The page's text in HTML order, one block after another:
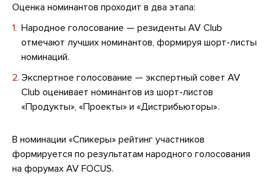
Оценка номинантов проходит в два этапа:
Народное голосование — резиденты AV Club
отмечают лучших номинантов, формируя шорт-листы
номинаций.
Экспертное голосование — экспертный совет AV
Club оценивает номинантов из шорт-листов
«Продукты», «Проекты» и «Дистрибьюторы».
В номинации «Спикеры» рейтинг участников
формируется по результатам народного голосования
на форумах AV FOCUS.